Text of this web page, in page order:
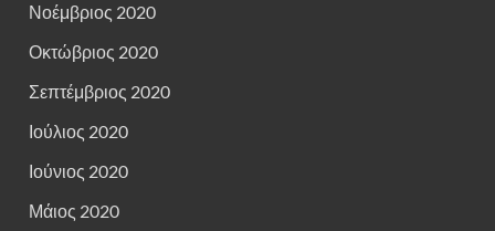
Νοέμβριος 2020
Οκτώβριος 2020
Σεπτέμβριος 2020
Ιούλιος 2020
Ιούνιος 2020
Μάιος 2020